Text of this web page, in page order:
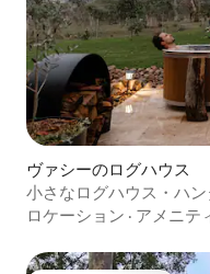
ヴァシーのログハウス
小さなログハウス・ハ
ー
ロケーション · アメニテ